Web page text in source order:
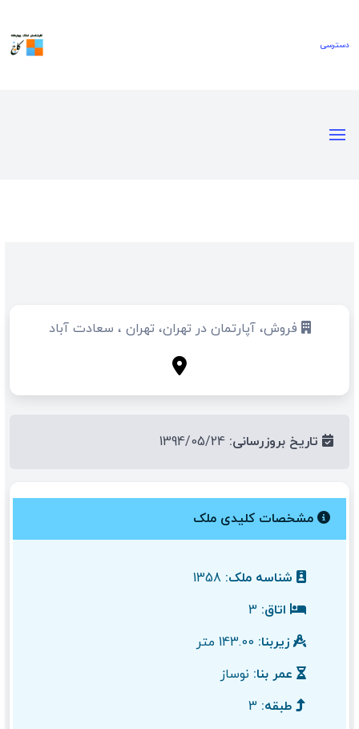
دسترسی‌
فروش، آپارتمان در تهران، تهران ، سعادت آباد
تاریخ بروزرسانی:
مشخصات کلیدی ملک
شناسه ملک:
اتاق:
زیربنا:
عمر بنا: نوساز
طبقه: